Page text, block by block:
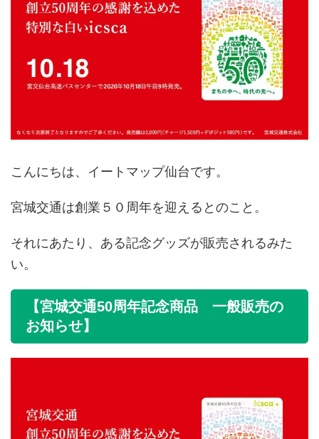
こんにちは、イートマップ仙台です。
宮城交通は創業５０周年を迎えるとのこと。
それにあたり、ある記念グッズが販売されるみた
い。
【宮城交通50周年記念商品 一般販売の
お知らせ】